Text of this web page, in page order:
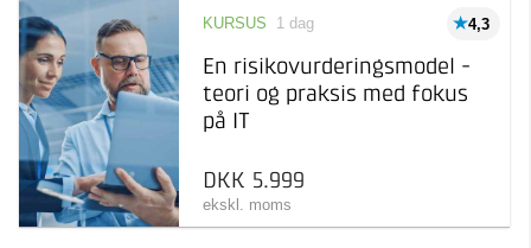
4,3
KURSUS 1 dag
En risikovurderingsmodel -
teori og praksis med fokus
på IT
DKK 5.999
ekskl. moms